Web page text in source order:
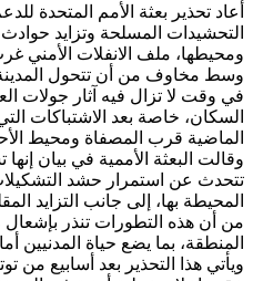
أعاد تحذير بعثة الأمم المتحدة
التحشيدات المسلحة وتزايد حوادث
ومحيطها، ملف الانفلات الأمني
وسط مخاوف من أن تتحول المدينة
في وقت لا تزال فيه آثار جولات
السكان، خاصة بعد الاشتباكات
الماضية قرب المصفاة ومحيط
وقالت البعثة الأممية في بيان إنها
تتحدث عن استمرار حشد
المحيطة بها، إلى جانب التزايد
من أن هذه التطورات تنذر
المنطقة، بما يضع حياة المدنيين
ويأتي هذا التحذير بعد أسابيع من